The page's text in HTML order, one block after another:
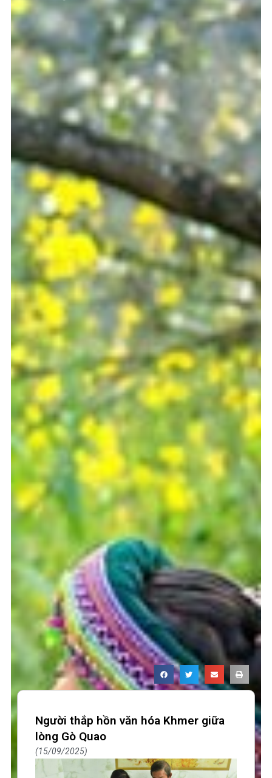
Người thắp hồn văn hóa Khmer giữa
lòng Gò Quao
15/09/2025